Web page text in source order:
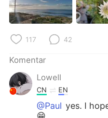
Português
117 42
Komentar
Lowell
CN EN
@Paul yes. I